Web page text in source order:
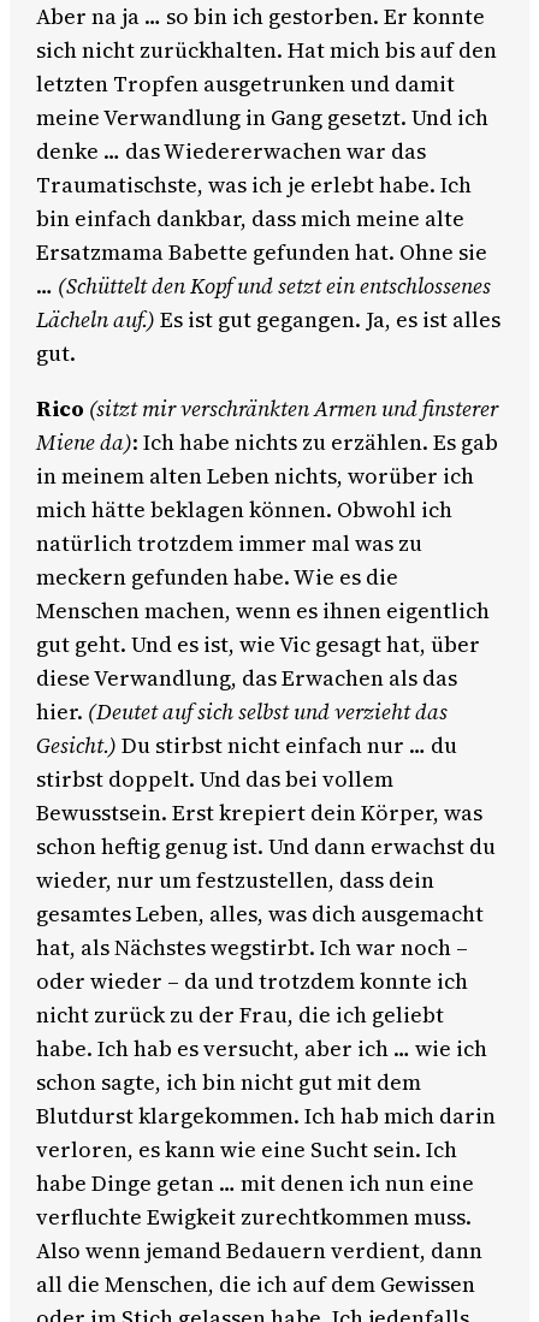
Aber na ja … so bin ich gestorben. Er konnte
sich nicht zurückhalten. Hat mich bis auf den
letzten Tropfen ausgetrunken und damit
meine Verwandlung in Gang gesetzt. Und ich
denke … das Wiedererwachen war das
Traumatischste, was ich je erlebt habe. Ich
bin einfach dankbar, dass mich meine alte
Ersatzmama Babette gefunden hat. Ohne sie
… (Schüttelt den Kopf und setzt ein entschlossenes
Lächeln auf.)Es ist gut gegangen. Ja, es ist alles
gut.
Rico (sitzt mir verschränkten Armen und finsterer
Miene da): Ich habe nichts zu erzählen. Es gab
in meinem alten Leben nichts, worüber ich
mich hätte beklagen können. Obwohl ich
natürlich trotzdem immer mal was zu
meckern gefunden habe. Wie es die
Menschen machen, wenn es ihnen eigentlich
gut geht. Und es ist, wie Vic gesagt hat, über
diese Verwandlung, das Erwachen als das
hier. (Deutet auf sich selbst und verzieht das
Gesicht.)Du stirbst nicht einfach nur … du
stirbst doppelt. Und das bei vollem
Bewusstsein. Erst krepiert dein Körper, was
schon heftig genug ist. Und dann erwachst du
wieder, nur um festzustellen, dass dein
gesamtes Leben, alles, was dich ausgemacht
hat, als Nächstes wegstirbt. Ich war noch –
oder wieder – da und trotzdem konnte ich
nicht zurück zu der Frau, die ich geliebt
habe. Ich hab es versucht, aber ich … wie ich
schon sagte, ich bin nicht gut mit dem
Blutdurst klargekommen. Ich hab mich darin
verloren, es kann wie eine Sucht sein. Ich
habe Dinge getan … mit denen ich nun eine
verfluchte Ewigkeit zurechtkommen muss.
Also wenn jemand Bedauern verdient, dann
all die Menschen, die ich auf dem Gewissen